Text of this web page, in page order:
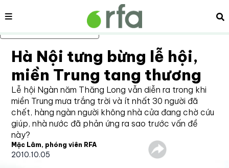
Bỏ qua nội dung chính
Nội dung
Hà Nội tưng bừng lễ hội,
miền Trung tang thương
Lễ hội Ngàn năm Thăng Long vẫn diễn ra trong khi
miền Trung mưa trắng trời và ít nhất 30 người đã
chết, hàng ngàn người không nhà cửa đang chờ cứu
giúp, nhà nước đã phản ứng ra sao trước vấn đề
này?
Mặc Lâm, phóng viên RFA
2010.10.05